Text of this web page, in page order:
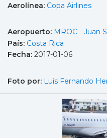
Aerolínea: Copa Airlines
Aeropuerto: MROC - Juan
País: Costa Rica
Fecha: 2017-01-06
Foto por: Luis Fernando